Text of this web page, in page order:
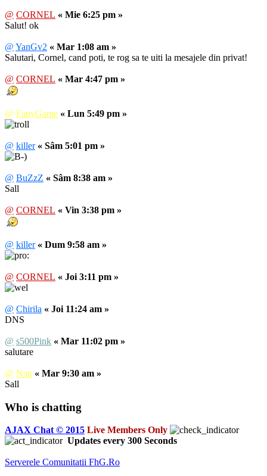
@ CORNEL « Mie 6:25 pm »
Salut! ok
@ YanGv2 « Mar 1:08 am »
Salutari, Cornel, cand poti, te rog sa te uiti la mesajele din privat!
@ CORNEL « Mar 4:47 pm »
@ FanyGame « Lun 5:49 pm »
@ killer « Sâm 5:01 pm »
@ BuZzZ « Sâm 8:38 am »
Sall
@ CORNEL « Vin 3:38 pm »
@ killer « Dum 9:58 am »
@ CORNEL « Joi 3:11 pm »
@ Chirila « Joi 11:24 am »
DNS
@ s500Pink « Mar 11:02 pm »
salutare
@ Nap « Mar 9:30 am »
Sall
Who is chatting
AJAX Chat © 2015 Live Members Only
Updates every 300 Seconds
Serverele Comunitatii FhG.Ro